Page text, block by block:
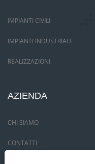
IMPIANTI CIVILI
IMPIANTI INDUSTRIALI
REALIZZAZIONI
AZIENDA
CHI SIAMO
CONTATTI